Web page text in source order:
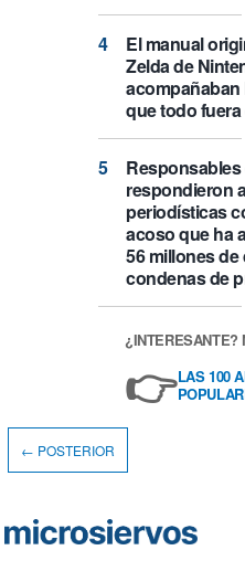
El manual
Zelda de
que todo
Responsables
respondieron
periodísticas
acoso que ha
56 millones
condenas de
👉LAS 100
← POSTERIOR